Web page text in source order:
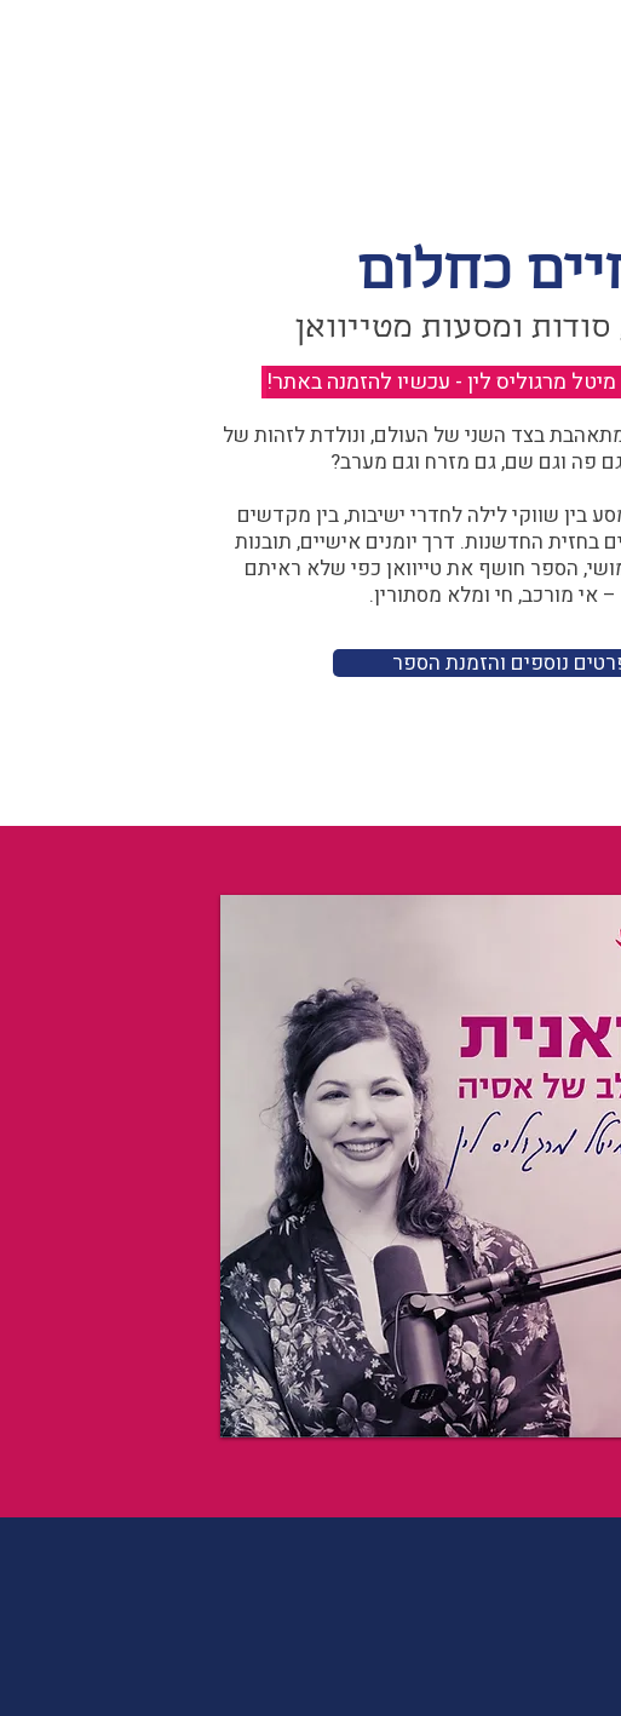
כחלום
סודות ומסעות מטייוואן
מרגוליס לין - עכשיו להזמנה באתר!
בצד השני של העולם, ונולדת לזהות של
פה וגם שם, גם מזרח וגם מערב?​​
בין שווקי לילה לחדרי ישיבות, בין מקדשים
בחזית החדשנות. דרך יומנים אישיים, תובנות
הספר חושף את טייוואן כפי שלא ראיתם
אי מורכב, חי ומלא מסתורין.
נוספים והזמנת הספר